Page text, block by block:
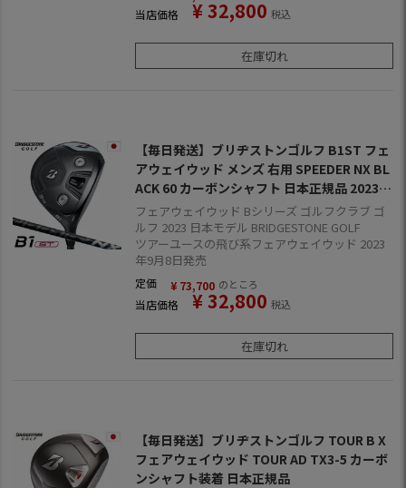
当店価格 ¥32,800 税込
在庫切れ
【毎日発送】ブリヂストンゴルフ B1ST フェ
アウェイウッド メンズ 右用 SPEEDER NX BL
ACK 60 カーボンシャフト 日本正規品 2023年
モデル
フェアウェイウッド Bシリーズ ゴルフクラブ ゴ
ルフ 2023 日本モデル BRIDGESTONE GOLF
ツアーユースの飛び系フェアウェイウッド 2023
年9月8日発売
定価 ¥ 73,700 のところ
当店価格 ¥32,800 税込
在庫切れ
【毎日発送】ブリヂストンゴルフ TOUR B X
フェアウェイウッド TOUR AD TX3-5 カーボ
ンシャフト装着 日本正規品